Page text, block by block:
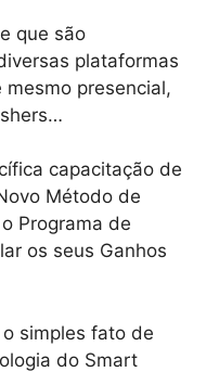
que são
plataformas
presencial,
capacitação de
Método de
Programa de
os seus Ganhos
simples fato de
do Smart